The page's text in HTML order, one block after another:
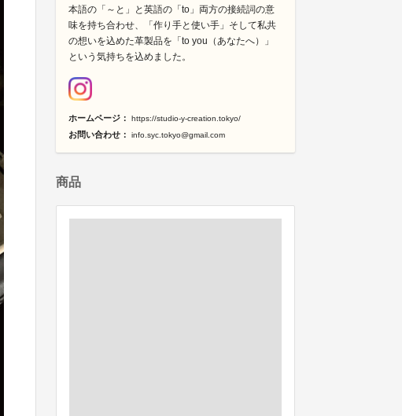
本語の「～と」と英語の「to」両方の接続詞の意
味を持ち合わせ、「作り手と使い手」そして私共
の想いを込めた革製品を「to you（あなたへ）」
という気持ちを込めました。
ホームページ： https://studio-y-creation.tokyo/
お問い合わせ： info.syc.tokyo@gmail.com
商品